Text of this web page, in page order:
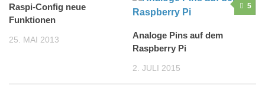
Raspi-Config neue
Funktionen
25. MAI 2013
5
Analoge Pins auf dem
Raspberry Pi
2. JULI 2015